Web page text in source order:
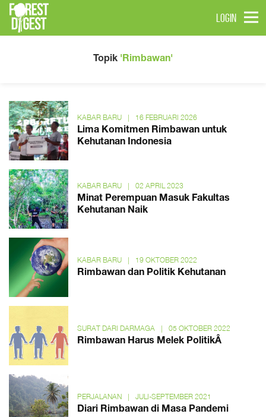
LOGIN
Topik 'Rimbawan'
KABAR BARU | 16 FEBRUARI 2026
Lima Komitmen Rimbawan untuk
Kehutanan Indonesia
KABAR BARU | 02 APRIL 2023
Minat Perempuan Masuk Fakultas
Kehutanan Naik
KABAR BARU | 19 OKTOBER 2022
Rimbawan dan Politik Kehutanan
SURAT DARI DARMAGA | 05 OKTOBER 2022
Rimbawan Harus Melek PolitikÂ
PERJALANAN | JULI-SEPTEMBER 2021
Diari Rimbawan di Masa Pandemi